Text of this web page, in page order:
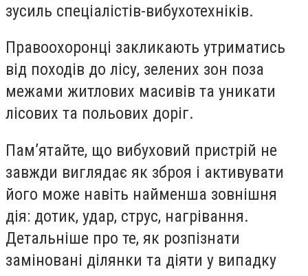
зусиль спеціалістів-вибухотехніків.
Правоохоронці закликають утриматись
від походів до лісу, зелених зон поза
межами житлових масивів та уникати
лісових та польових доріг.
Пам’ятайте, що вибуховий пристрій не
завжди виглядає як зброя і активувати
його може навіть найменша зовнішня
дія: дотик, удар, струс, нагрівання.
Детальніше про те, як розпізнати
заміновані ділянки та діяти у випадку